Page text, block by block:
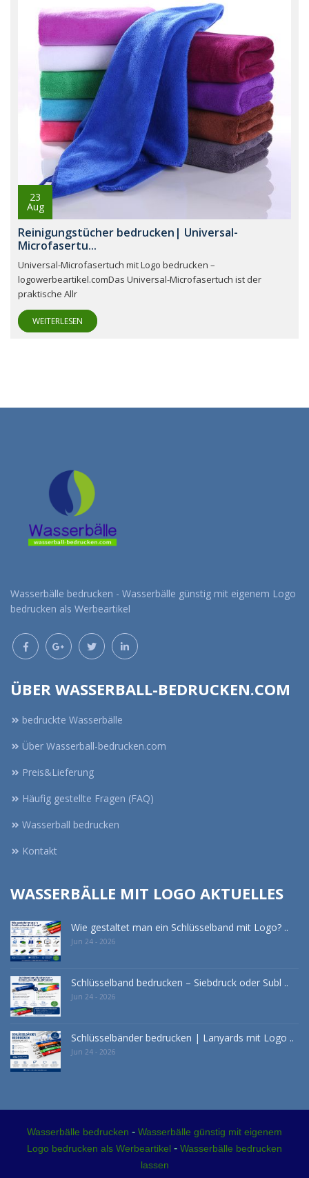
23
Aug
Reinigungstücher bedrucken| Universal-
Microfasertu...
Universal-Microfasertuch mit Logo bedrucken –
logowerbeartikel.comDas Universal-Microfasertuch ist der
praktische Allr
WEITERLESEN
Wasserbälle bedrucken - Wasserbälle günstig mit eigenem Logo
bedrucken als Werbeartikel
ÜBER WASSERBALL-BEDRUCKEN.COM
bedruckte Wasserbälle
Über Wasserball-bedrucken.com
Preis&Lieferung
Häufig gestellte Fragen (FAQ)
Wasserball bedrucken
Kontakt
WASSERBÄLLE MIT LOGO AKTUELLES
Wie gestaltet man ein Schlüsselband mit Logo? ..
Jun 24 - 2026
Schlüsselband bedrucken – Siebdruck oder Subl ..
Jun 24 - 2026
Schlüsselbänder bedrucken | Lanyards mit Logo ..
Jun 24 - 2026
Wasserbälle bedrucken - Wasserbälle günstig mit eigenem
Logo bedrucken als Werbeartikel - Wasserbälle bedrucken
lassen